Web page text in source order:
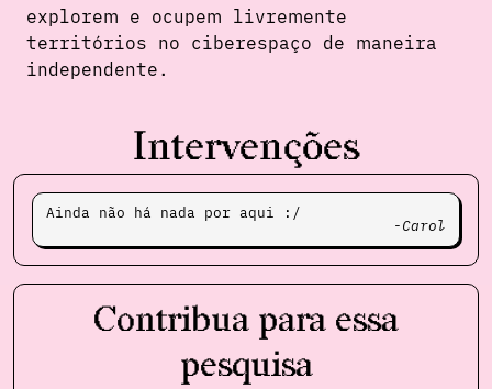
explorem e ocupem livremente
territórios no ciberespaço de maneira
independente.
Intervenções
Ainda não há nada por aqui :/
Carol
Contribua para essa
pesquisa